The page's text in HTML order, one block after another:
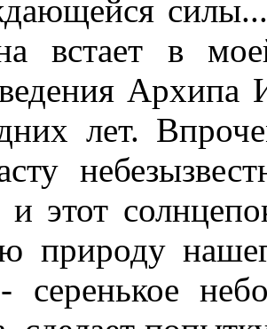
встает в
лет.
этот
природу
серенькое